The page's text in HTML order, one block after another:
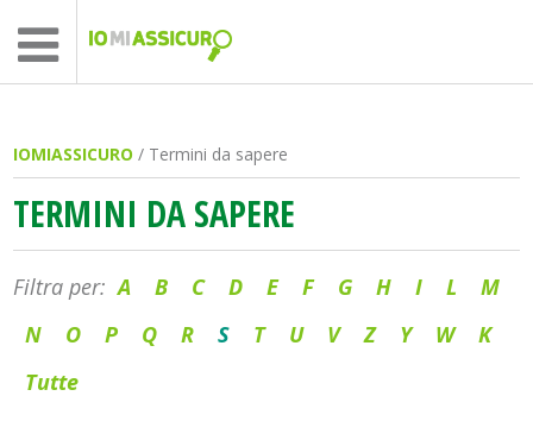
IOMIASSICURO / Termini da sapere
TERMINI DA SAPERE
Filtra per: A B C D E F G H I L
M
N
O P Q R S T U V Z Y W
K
Tutte